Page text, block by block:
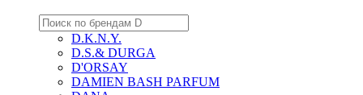
D.K.N.Y.
D.S.& DURGA
D'ORSAY
DAMIEN BASH PARFUM